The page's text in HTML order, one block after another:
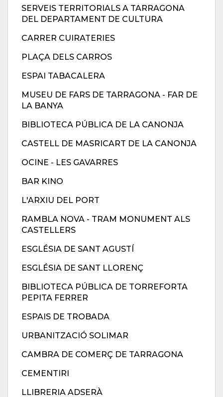
SERVEIS TERRITORIALS A TARRAGONA
DEL DEPARTAMENT DE CULTURA
CARRER CUIRATERIES
PLAÇA DELS CARROS
ESPAI TABACALERA
MUSEU DE FARS DE TARRAGONA - FAR DE
LA BANYA
BIBLIOTECA PÚBLICA DE LA CANONJA
CASTELL DE MASRICART DE LA CANONJA
OCINE - LES GAVARRES
BAR KINO
L'ARXIU DEL PORT
RAMBLA NOVA - TRAM MONUMENT ALS
CASTELLERS
ESGLÉSIA DE SANT AGUSTÍ
ESGLÉSIA DE SANT LLORENÇ
BIBLIOTECA PÚBLICA DE TORREFORTA
PEPITA FERRER
ESPAIS DE TROBADA
URBANITZACIÓ SOLIMAR
CAMBRA DE COMERÇ DE TARRAGONA
CEMENTIRI
LLIBRERIA ADSERÀ